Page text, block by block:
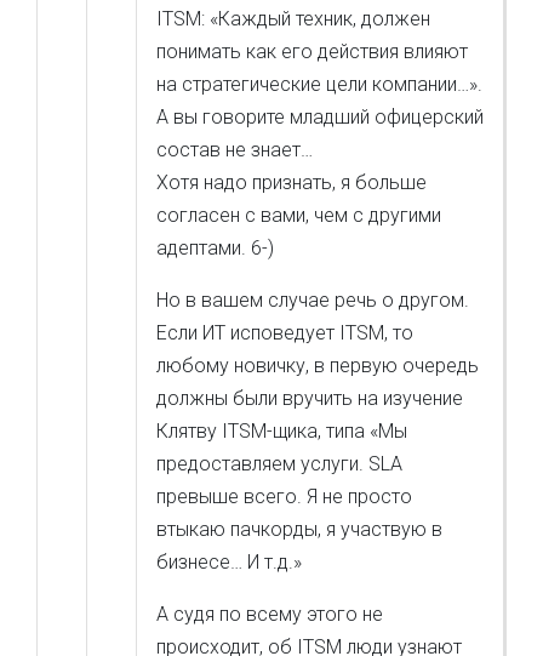
ITSM: «Каждый техник, должен
понимать как его действия влияют
на стратегические цели компании…».
А вы говорите младший офицерский
состав не знает…
Хотя надо признать, я больше
согласен с вами, чем с другими
адептами. 6-)
Но в вашем случае речь о другом.
Если ИТ исповедует ITSM, то
любому новичку, в первую очередь
должны были вручить на изучение
Клятву ITSM-щика, типа «Мы
предоставляем услуги. SLA
превыше всего. Я не просто
втыкаю пачкорды, я участвую в
бизнесе… И т.д.»
А судя по всему этого не
происходит, об ITSM люди узнают